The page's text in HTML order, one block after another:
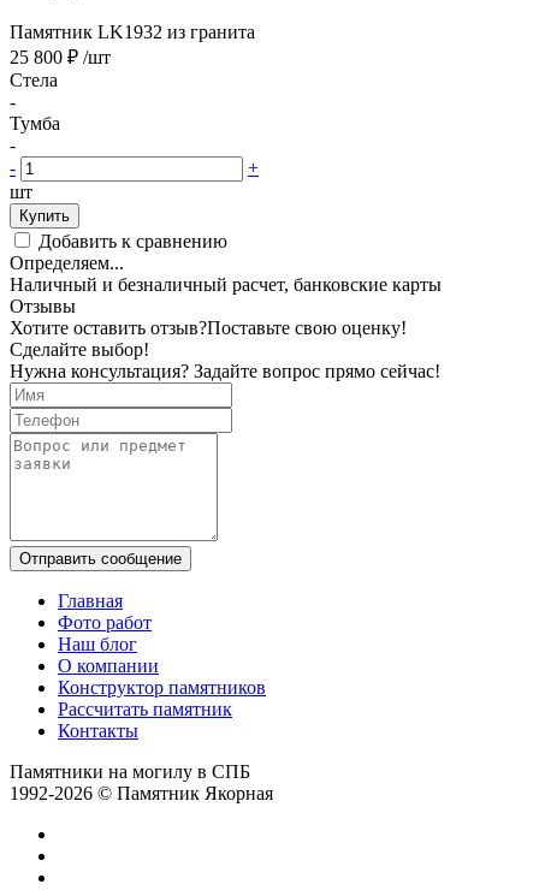
Памятник LK1932 из гранита
25 800 ₽ /шт
Стела
-
Тумба
-
-
+
шт
Купить
Добавить к сравнению
Определяем...
Наличный и безналичный расчет, банковские карты
Отзывы
Хотите оставить отзыв?Поставьте свою оценку!
Сделайте выбор!
Нужна консультация? Задайте вопрос прямо сейчас!
Отправить сообщение
Главная
Фото работ
Наш блог
О компании
Конструктор памятников
Рассчитать памятник
Контакты
Памятники на могилу в СПБ
1992-2026 © Памятник Якорная